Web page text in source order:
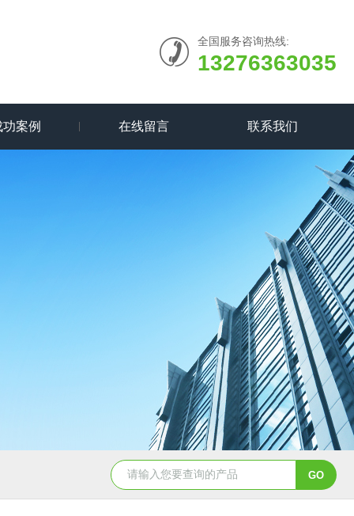
全国服务咨询热线:
13276363035
功案例 在线留言 联系我们
TH-LD1雷电预警监测站 TH-GS6管式土